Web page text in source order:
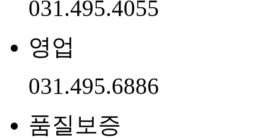
031.495.4055
영업
031.495.6886
품질보증